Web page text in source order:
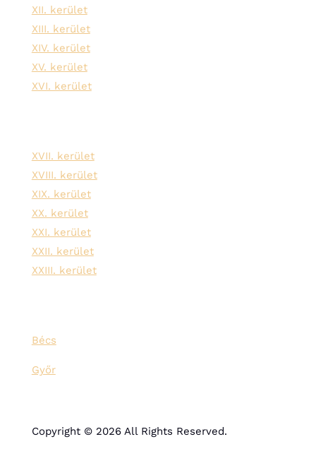
XII. kerület
XIII. kerület
XIV. kerület
XV. kerület
XVI. kerület
XVII. kerület
XVIII. kerület
XIX. kerület
XX. kerület
XXI. kerület
XXII. kerület
XXIII. kerület
Bécs
Győr
Copyright © 2026 All Rights Reserved.